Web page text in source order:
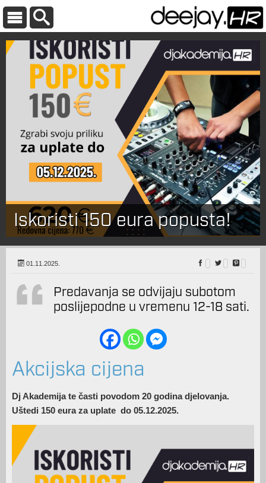
Iskoristi 150 eura popusta!
01.11.2025.
Predavanja se odvijaju subotom
poslijepodne u vremenu 12-18 sati.
Akcijska cijena
Dj Akademija te časti povodom 20 godina djelovanja.
Uštedi 150 eura za uplate do 05.12.2025.